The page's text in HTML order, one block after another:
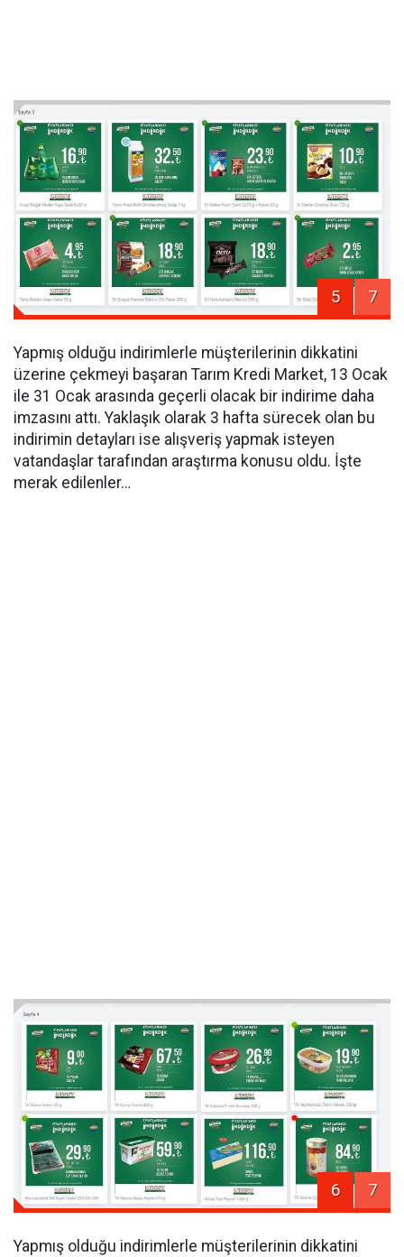
5 7
Yapmış olduğu indirimlerle müşterilerinin dikkatini
üzerine çekmeyi başaran Tarım Kredi Market, 13 Ocak
ile 31 Ocak arasında geçerli olacak bir indirime daha
imzasını attı. Yaklaşık olarak 3 hafta sürecek olan bu
indirimin detayları ise alışveriş yapmak isteyen
vatandaşlar tarafından araştırma konusu oldu. İşte
merak edilenler…
6 7
Yapmış olduğu indirimlerle müşterilerinin dikkatini